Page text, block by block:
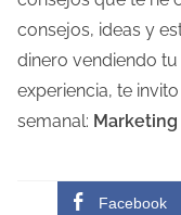
consejos, ideas y
dinero vendiendo
experiencia, te
semanal:
Facebook